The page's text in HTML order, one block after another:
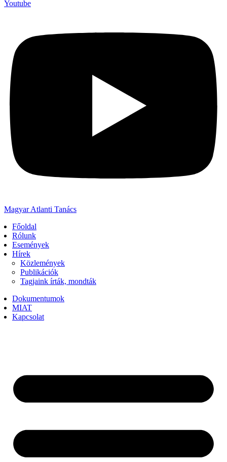
Youtube
Magyar Atlanti Tanács
Főoldal
Rólunk
Események
Hírek
Közlemények
Publikációk
Tagjaink írták, mondták
Dokumentumok
MIAT
Kapcsolat